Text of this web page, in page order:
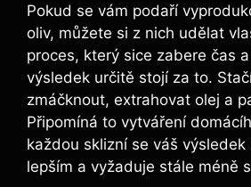
Pokud se vám podaří
oliv, můžete si z nich udělat
proces, který sice zabere čas
výsledek určitě stojí za to.
zmáčknout, extrahovat olej a
Připomíná to vytváření
každou sklizní se váš výsledek
lepším a vyžaduje stále méně